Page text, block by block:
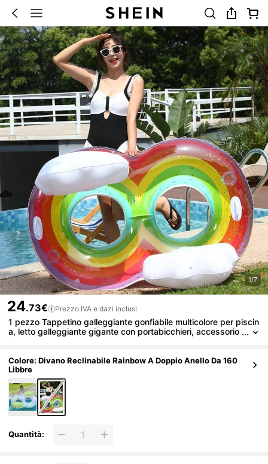
1/7
24.73€ Prezzo IVA e dazi inclusi
1 pezzo Tappetino galleggiante gonfiabile multicolore per piscin
a, letto galleggiante gigante con portabicchieri, accessorio
spiaggia
Colore: Divano Reclinabile Rainbow A Doppio Anello Da 160
Libbre
Quantità: